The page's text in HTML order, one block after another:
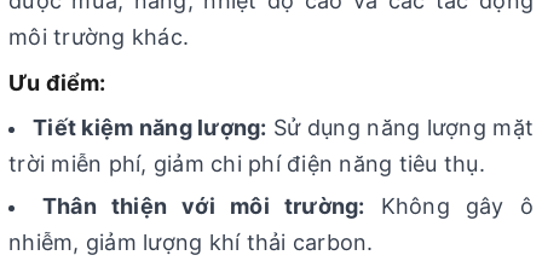
môi trường khác.
Ưu điểm:
Tiết kiệm năng lượng: Sử dụng năng lượng mặt
trời miễn phí, giảm chi phí điện năng tiêu thụ.
Thân thiện với môi trường: Không gây ô
nhiễm, giảm lượng khí thải carbon.